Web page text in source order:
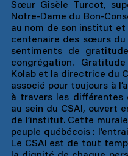
Sœur Gisèle Turcot,
Notre-Dame du Bon-
au nom de son institut
centenaire des sœurs du
sentiments de
congrégation.
Kolab et la directrice du
associé pour toujours à
à travers les différentes
au sein du CSAI, ouvert
de l’institut. Cette
peuple québécois :
Le CSAI est de tout